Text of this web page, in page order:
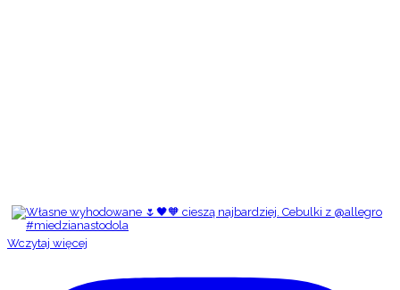
Wczytaj więcej